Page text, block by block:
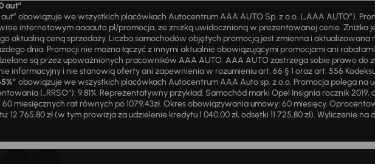
aut”
aut” obowiązuje we wszystkich placówkach Autocentrum AAA AUTO Sp. z o.o. („AAA AUTO”).
internetowym aaaauto.pl/promocja, ze zniżką uwidocznioną w prezentowanej cenie. Zniżka
aktualną ceną sprzedaży. Liczba samochodów objętych promocją jest zmienna i
dnia. Promocji nie można łączyć z innymi aktualnie obowiązującymi promocjami ani
są przez upoważnionych pracowników AAA AUTO. AAA AUTO zastrzega sobie prawo
informacyjny i nie stanowią oferty ani zapewnienia w rozumieniu art. 66 § 1 oraz art. 556
obowiązuje we wszystkich placówkach Autocentrum AAA Auto sp. z o.o. Promocja polega na
(„RRSO“): 9,81%. Reprezentatywny przykład: Samochód marki Opel Insignia rocznik 2019,
miesięcznych rat równych po 1079,43zł. Okres obowiązywania umowy: 60 miesięcy.
12 765,80 zł (w tym prowizja za udzielenie kredytu 1 040,00 zł, odsetki 11 725,80 zł). Wyliczenie